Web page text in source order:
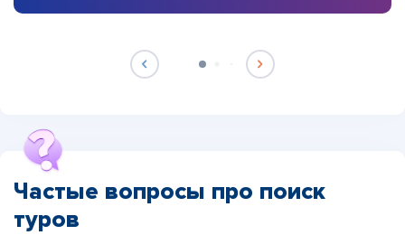
Частые вопросы про поиск
туров